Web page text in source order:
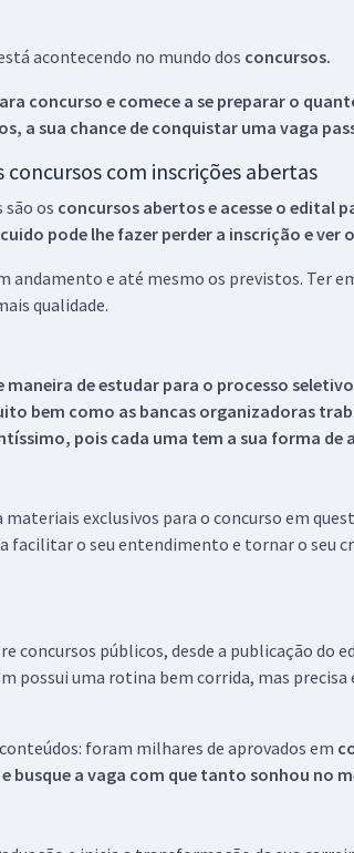
acontecendo no mundo dos concursos.
concurso e comece a se preparar o
a sua chance de conquistar uma vaga
com inscrições abertas
são os concursos abertos e acesse o edital
pode lhe fazer perder a inscrição e ver
andamento e até mesmo os previstos. Ter
qualidade.
maneira de estudar para o processo
bem como as bancas organizadoras
pois cada uma tem a sua forma de
materiais exclusivos para o concurso em
facilitar o seu entendimento e tornar o seu
concursos públicos, desde a publicação
possui uma rotina bem corrida, mas
foram milhares de aprovados em
busque a vaga com que tanto sonhou no